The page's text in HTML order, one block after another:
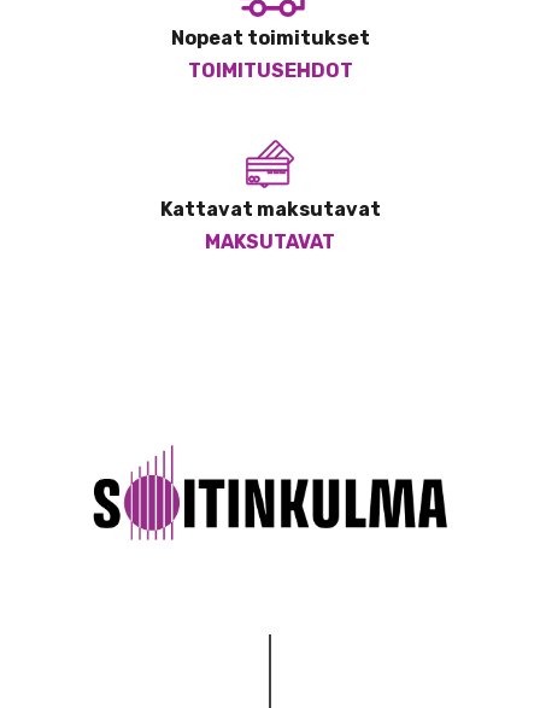
Nopeat toimitukset
TOIMITUSEHDOT
Kattavat maksutavat
MAKSUTAVAT